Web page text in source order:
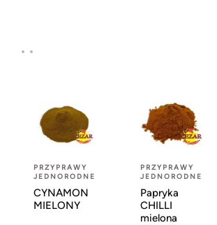
PRZYPRAWY
JEDNORODNE
CYNAMON
MIELONY
PRZYPRAWY
JEDNORODNE
Papryka
CHILLI
mielona